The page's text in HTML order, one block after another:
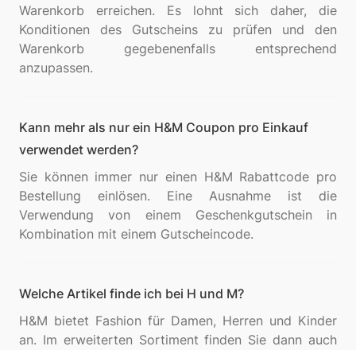
Warenkorb erreichen. Es lohnt sich daher, die
Konditionen des Gutscheins zu prüfen und den
Warenkorb gegebenenfalls entsprechend
Kann mehr als nur ein H&M Coupon pro Einkauf
verwendet werden?
Sie können immer nur einen H&M Rabattcode pro
Bestellung einlösen. Eine Ausnahme ist die
Verwendung von einem Geschenkgutschein in
Welche Artikel finde ich bei H und M?
H&M bietet Fashion für Damen, Herren und Kinder
an. Im erweiterten Sortiment finden Sie dann auch